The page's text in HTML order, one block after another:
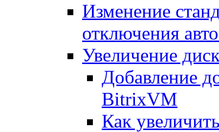
Изменение
отключения
Увеличение
Добавление
BitrixVM
Как